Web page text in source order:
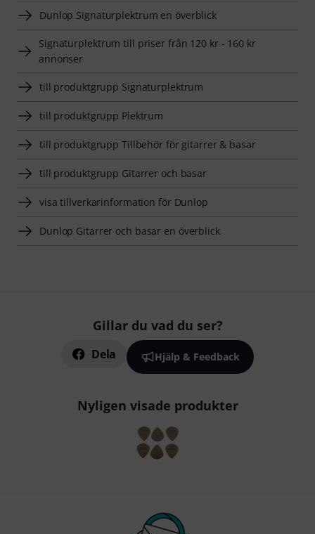
Dunlop Signaturplektrum en överblick
Signaturplektrum till priser från 120 kr - 160 kr
annonser
till produktgrupp Signaturplektrum
till produktgrupp Plektrum
till produktgrupp Tillbehör för gitarrer & basar
till produktgrupp Gitarrer och basar
visa tillverkarinformation för Dunlop
Dunlop Gitarrer och basar en överblick
Gillar du vad du ser?
Dela Hjälp & Feedback
Nyligen visade produkter